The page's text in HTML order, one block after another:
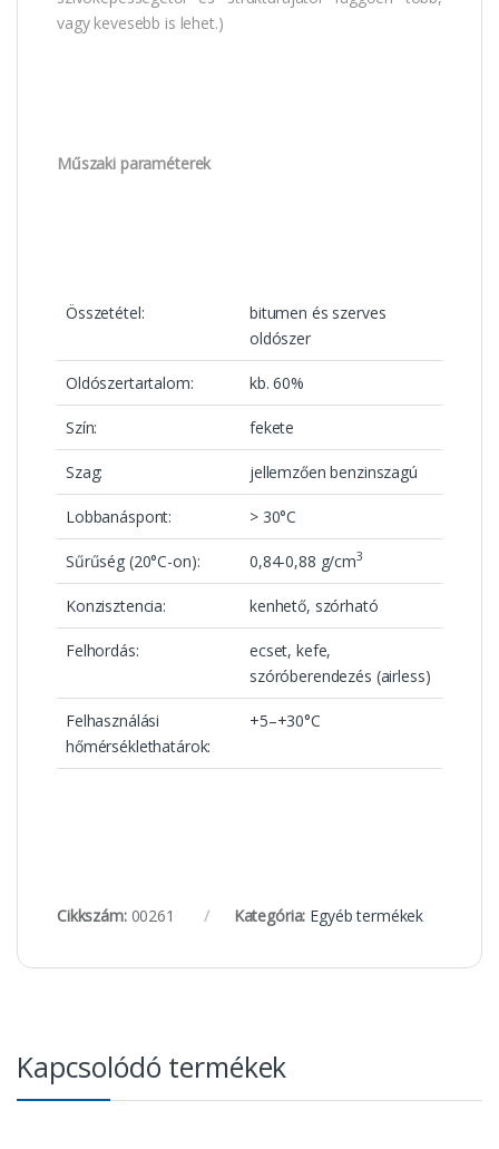
vagy kevesebb is lehet.)
Műszaki paraméterek
Összetétel:
bitumen és szerves
oldószer
Oldószertartalom: kb. 60%
Szín: fekete
Szag: jellemzően benzinszagú
Lobbanáspont: > 30°C
Sűrűség (20°C-on): 0,84-0,88 g/cm3
Konzisztencia: kenhető, szórható
Felhordás:
ecset, kefe,
szóróberendezés (airless)
Felhasználási
hőmérséklethatárok:
+5–+30°C
Cikkszám: 00261 Kategória: Egyéb termékek
Kapcsolódó termékek